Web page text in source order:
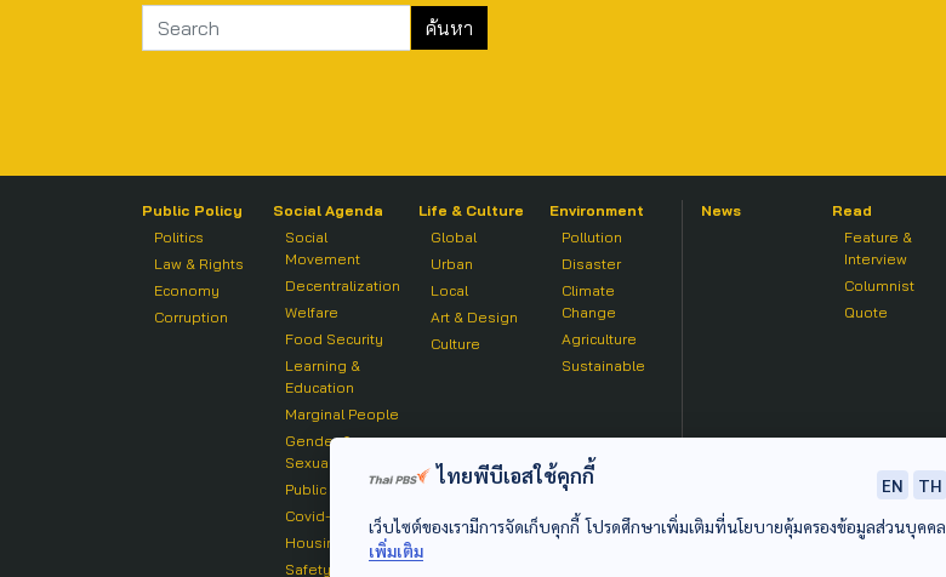
Public Policy
Politics
Law & Rights
Economy
Corruption
Social Agenda
Social
Movement
Decentralization
Welfare
Food Security
Learning &
Education
Marginal People
Gender &
Sexuality
Public Health
Covid-19
Housing
Safety
Life & Culture
Global
Urban
Local
Art & Design
Culture
Environment
Pollution
Disaster
Climate
Change
Agriculture
Sustainable
News
Read
Feature &
Interview
Columnist
Quote
ไทยพีบีเอสใช้คุกกี้ EN
TH
เว็บไซต์ของเรามีการจัดเก็บคุกกี้ โปรดศึกษาเพิ่มเติมที่นโยบายคุ้มครองข้อมูลส่วนบุคคล
เพิ่มเติม